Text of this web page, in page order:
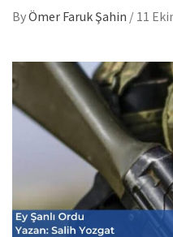
ByÖmer Faruk Şahin / 11